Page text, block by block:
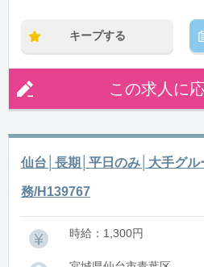
キープする
この求人に
仙台│長期│平日のみ│大手グ
務/H139767
時給：1,300円